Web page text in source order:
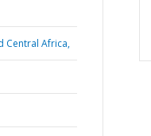
Central Africa,